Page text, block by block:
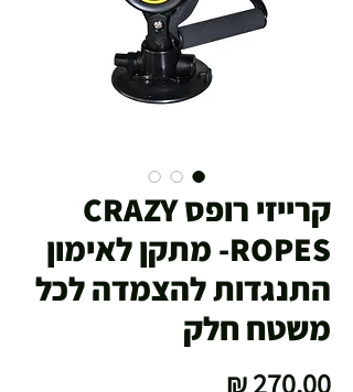
קרייזי רופס CRAZY
ROPES- מתקן לאימון
התנגדות להצמדה לכל
משטח חלק